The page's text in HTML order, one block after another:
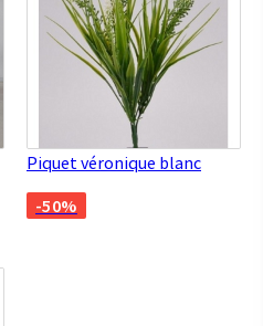
Piquet véronique blanc
-50%